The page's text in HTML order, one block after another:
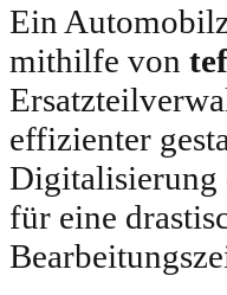
Ein
mithilfe von
effizienter
Digitalisierung
für eine